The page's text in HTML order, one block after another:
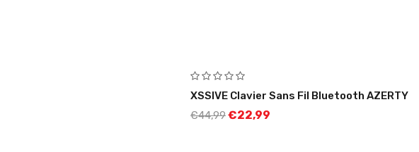
XSSIVE Clavier Sans Fil Bluetooth AZERTY
€44,99€22,99